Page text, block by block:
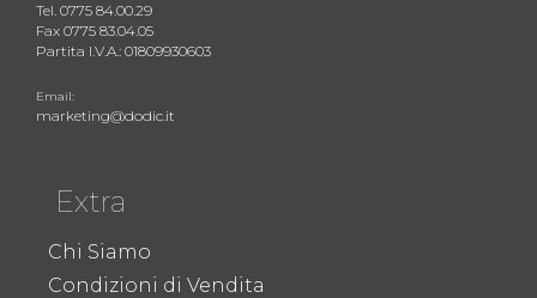
Tel. 0775 84.00.29
Fax 0775 83.04.05
Partita I.V.A.: 01809930603
Email:
marketing@dodic.it
Extra
Chi Siamo
Condizioni di Vendita